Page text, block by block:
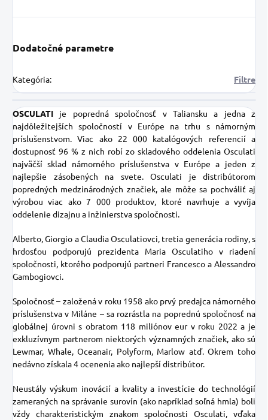
Dodatočné parametre
Kategória: Filtre
OSCULATI je popredná spoločnosť v Taliansku a jedna z
najdôležitejších spoločností v Európe na trhu s námorným
príslušenstvom. Viac ako 22 000 katalógových referencií a
dostupnosť 96 % z nich robí zo skladového oddelenia Osculati
najväčší sklad námorného príslušenstva v Európe a jeden z
najlepšie zásobených na svete. Osculati je distribútorom
popredných medzinárodných značiek, ale môže sa pochváliť aj
výrobou viac ako 7 000 produktov, ktoré navrhuje a vyvíja
oddelenie dizajnu a inžinierstva spoločnosti.
Alberto, Giorgio a Claudia Osculatiovci, tretia generácia rodiny, s
hrdosťou podporujú prezidenta Maria Osculatiho v riadení
spoločnosti, ktorého podporujú partneri Francesco a Alessandro
Gambogiovci.
Spoločnosť – založená v roku 1958 ako prvý predajca námorného
príslušenstva v Miláne – sa rozrástla na poprednú spoločnosť na
globálnej úrovni s obratom 118 miliónov eur v roku 2022 a je
exkluzívnym partnerom niektorých významných značiek, ako sú
Lewmar, Whale, Oceanair, Polyform, Marlow atď. Okrem toho
nedávno získala 4 ocenenia ako najlepší distribútor.
Neustály výskum inovácií a kvality a investície do technológií
zameraných na správanie surovín (ako napríklad soľná hmla) boli
vždy charakteristickým znakom spoločnosti Osculati, vďaka